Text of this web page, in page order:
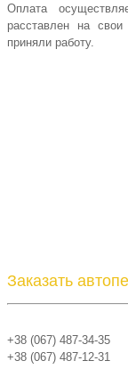
Оплата
расставлен на
приняли работу.
Заказать
+38 (067) 487-34-35
+38 (067) 487-12-31